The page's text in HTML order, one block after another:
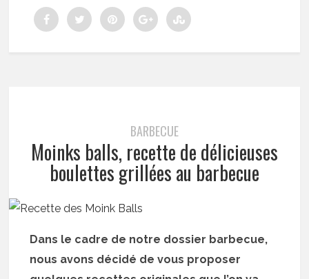
BARBECUE
Moinks balls, recette de délicieuses
boulettes grillées au barbecue
Dans le cadre de notre dossier barbecue,
nous avons décidé de vous proposer